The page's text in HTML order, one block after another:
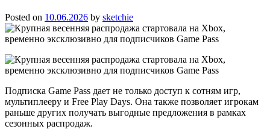
Posted on 10.06.2026 by sketchie
Подписка Game Pass дает не только доступ к сотням игр,
мультиплееру и Free Play Days. Она также позволяет игрокам
раньше других получать выгодные предложения в рамках
сезонных распродаж.